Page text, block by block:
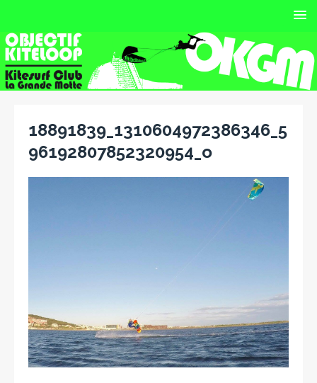
18891839_1310604972386346_5
96192807852320954_o